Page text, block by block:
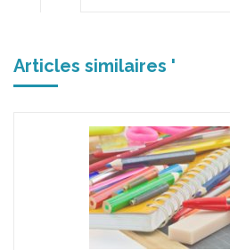
Articles similaires '